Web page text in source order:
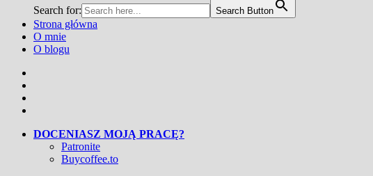
Search for: Search Button
Strona główna
O mnie
O blogu
DOCENIASZ MOJĄ PRACĘ?
Patronite
Buycoffee.to